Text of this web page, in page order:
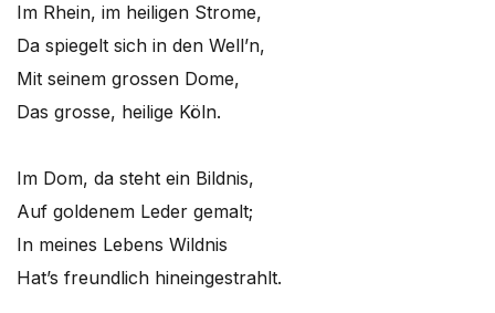
Im Rhein, im heiligen Strome,
Da spiegelt sich in den Well’n,
Mit seinem grossen Dome,
Das grosse, heilige Köln.
Im Dom, da steht ein Bildnis,
Auf goldenem Leder gemalt;
In meines Lebens Wildnis
Hat’s freundlich hineingestrahlt.